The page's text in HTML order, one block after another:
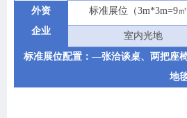
外资
企业
标准展位（3m*3m=9㎡
室内光地
标准展位配置： —张洽谈桌、两把座
地